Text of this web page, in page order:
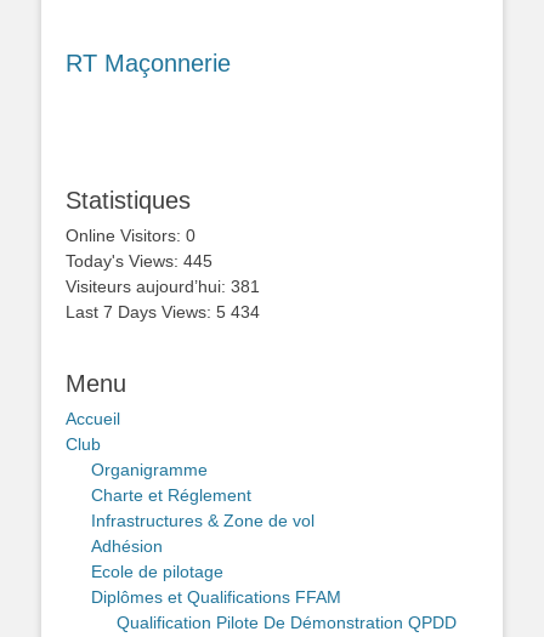
RT Maçonnerie
Statistiques
Online Visitors: 0
Today's Views: 445
Visiteurs aujourd’hui: 381
Last 7 Days Views: 5 434
Menu
Accueil
Club
Organigramme
Charte et Réglement
Infrastructures & Zone de vol
Adhésion
Ecole de pilotage
Diplômes et Qualifications FFAM
Qualification Pilote De Démonstration QPDD